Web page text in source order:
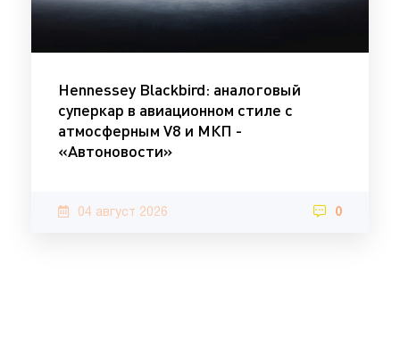
Hennessey Blackbird: аналоговый
суперкар в авиационном стиле с
атмосферным V8 и МКП -
«Автоновости»
04 август 2026 0